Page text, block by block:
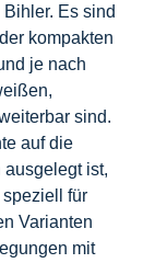
Es sind
kompakten
je nach
sind.
auf die
ist,
für
Varianten
mit